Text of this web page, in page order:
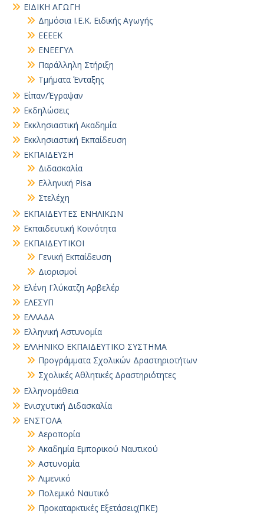
ΕΙΔΙΚΗ ΑΓΩΓΗ
Δημόσια Ι.Ε.Κ. Ειδικής Αγωγής
ΕΕΕΕΚ
ΕΝΕΕΓΥΛ
Παράλληλη Στήριξη
Τμήματα Ένταξης
Είπαν/Έγραψαν
Εκδηλώσεις
Εκκλησιαστική Ακαδημία
Εκκλησιαστική Εκπαίδευση
ΕΚΠΑΙΔΕΥΣΗ
Διδασκαλία
Ελληνική Pisa
Στελέχη
ΕΚΠΑΙΔΕΥΤΕΣ ΕΝΗΛΙΚΩΝ
Εκπαιδευτική Κοινότητα
ΕΚΠΑΙΔΕΥΤΙΚΟΙ
Γενική Εκπαίδευση
Διορισμοί
Ελένη Γλύκατζη Αρβελέρ
ΕΛΕΣΥΠ
ΕΛΛΑΔΑ
Ελληνική Αστυνομία
ΕΛΛΗΝΙΚΟ ΕΚΠΑΙΔΕΥΤΙΚΟ ΣΥΣΤΗΜΑ
Προγράμματα Σχολικών Δραστηριοτήτων
Σχολικές Αθλητικές Δραστηριότητες
Ελληνομάθεια
Ενισχυτική Διδασκαλία
ΕΝΣΤΟΛΑ
Αεροπορία
Ακαδημία Εμπορικού Ναυτικού
Αστυνομία
Λιμενικό
Πολεμικό Ναυτικό
Προκαταρκτικές Εξετάσεις(ΠΚΕ)